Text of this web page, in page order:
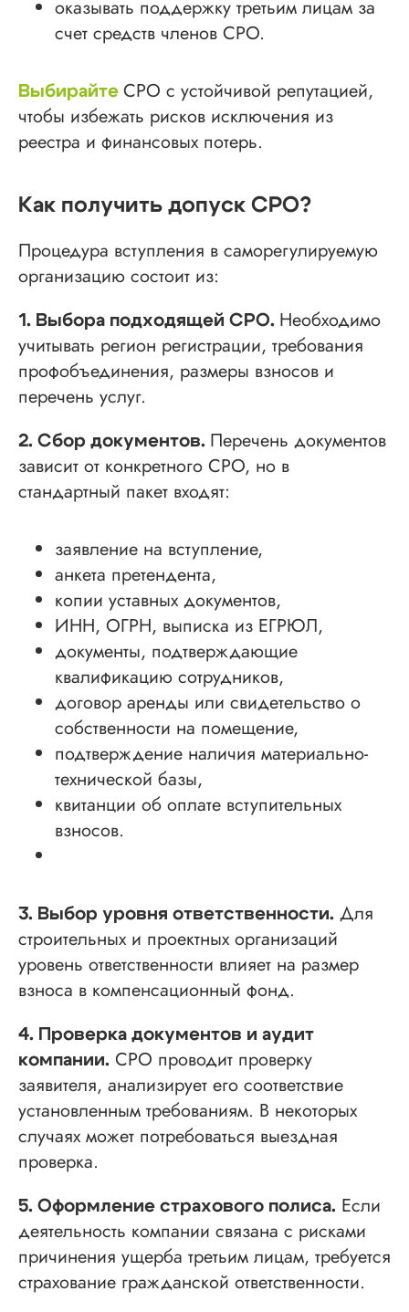
оказывать поддержку третьим лицам за
счет средств членов СРО.
Выбирайте СРО с устойчивой репутацией,
чтобы избежать рисков исключения из
реестра и финансовых потерь.
Как получить допуск СРО?
Процедура вступления в саморегулируемую
организацию состоит из:
1. Выбора подходящей СРО. Необходимо
учитывать регион регистрации, требования
профобъединения, размеры взносов и
перечень услуг.
2. Сбор документов. Перечень документов
зависит от конкретного СРО, но в
стандартный пакет входят:
заявление на вступление,
анкета претендента,
копии уставных документов,
ИНН, ОГРН, выписка из ЕГРЮЛ,
документы, подтверждающие
квалификацию сотрудников,
договор аренды или свидетельство о
собственности на помещение,
подтверждение наличия материально-
технической базы,
квитанции об оплате вступительных
взносов.
3. Выбор уровня ответственности. Для
строительных и проектных организаций
уровень ответственности влияет на размер
взноса в компенсационный фонд.
4. Проверка документов и аудит
компании. СРО проводит проверку
заявителя, анализирует его соответствие
установленным требованиям. В некоторых
случаях может потребоваться выездная
проверка.
5. Оформление страхового полиса. Если
деятельность компании связана с рисками
причинения ущерба третьим лицам, требуется
страхование гражданской ответственности.
Получить бесплатную консультацию
Напишите нам в мессенджер
ИНН 110502949715 ОГРНИП 319470400025151
Услуги
О компании
Проектные СРО
Изыскания СРО
Специалисты НРС для СРО
Покупка готовой компании (ООО)
Продажа готовой компании (ООО)
Получить аккредитацию ФКР
Актуальные отборы ФКР в вашем регионе
Гарантии
Отзывы
Вопросы
Контакты
sro@sro-nostroy-nopriz.ru
Проспект Обуховской обороны, д.271, лит.
8-800-350-88-67
9:00 - 18:00 Пн-Пт
Доп услуги
Лицензии
Лицензия на лом металлов
Лицензия Минкультуры
Лицензия МЧС
Сообщество в Telegram